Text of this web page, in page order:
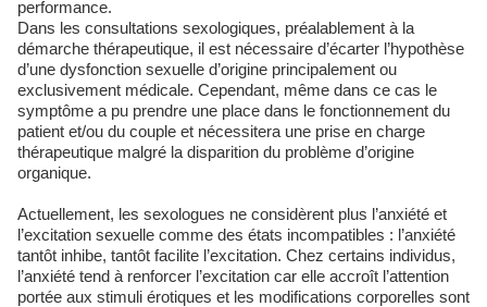
performance.
Dans les consultations sexologiques, préalablement à la
démarche thérapeutique, il est nécessaire d’écarter l’hypothèse
d’une dysfonction sexuelle d’origine principalement ou
exclusivement médicale. Cependant, même dans ce cas le
symptôme a pu prendre une place dans le fonctionnement du
patient et/ou du couple et nécessitera une prise en charge
thérapeutique malgré la disparition du problème d’origine
organique.
Actuellement, les sexologues ne considèrent plus l’anxiété et
l’excitation sexuelle comme des états incompatibles : l’anxiété
tantôt inhibe, tantôt facilite l’excitation. Chez certains individus,
l’anxiété tend à renforcer l’excitation car elle accroît l’attention
portée aux stimuli érotiques et les modifications corporelles sont